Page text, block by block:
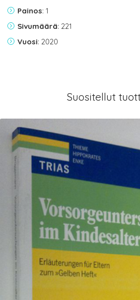
Painos: 1
Sivumäärä: 221
Vuosi: 2020
Suositellut